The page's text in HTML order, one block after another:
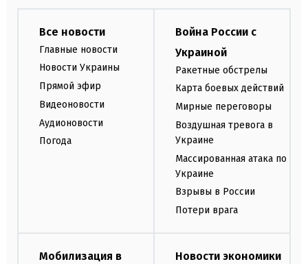
Все новости
Главные новости
Новости Украины
Прямой эфир
Видеоновости
Аудионовости
Погода
Война России с
Украиной
Ракетные обстрелы
Карта боевых действий
Мирные переговоры
Воздушная тревога в
Украине
Массированная атака по
Украине
Взрывы в России
Потери врага
Мобилизация в
Новости экономики